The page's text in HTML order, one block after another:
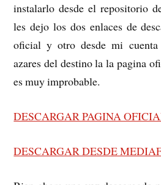
instalarlo desde el repositorio
les dejo los dos enlaces de
oficial y otro desde mi
azares del destino la la pagina
es muy improbable.
DESCARGAR PAGINA
DESCARGAR DESDE